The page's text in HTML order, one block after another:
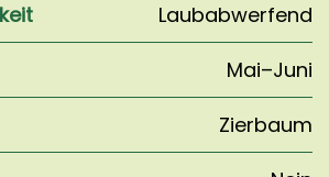
Laubabwerfend
Mai–Juni
Zierbaum